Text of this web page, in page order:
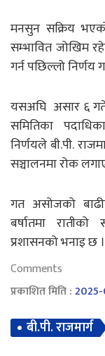
मनसुन सक्रिय भएको
सम्भावित जोखिम
गर्न पछिल्लो निर्णय
यसअघि असार ६ गते
समितिका
निर्णयले बी.पी.
सञ्चालनमा रोक
गत असोजको
बर्षातमा
प्रशासनको भनाइ छ ।
Comments
प्रकाशित मिति :
बी.पी. राजमार्ग